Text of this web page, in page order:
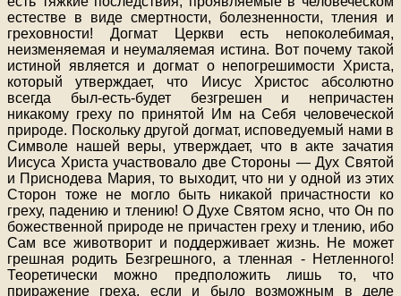
естестве в виде смертности, болезненности, тления и
греховности! Догмат Церкви есть непоколебимая,
неизменяемая и неумаляемая истина. Вот почему такой
истиной является и догмат о непогрешимости Христа,
который утверждает, что Иисус Христос абсолютно
всегда был-есть-будет безгрешен и непричастен
никакому греху по принятой Им на Себя человеческой
природе. Поскольку другой догмат, исповедуемый нами в
Символе нашей веры, утверждает, что в акте зачатия
Иисуса Христа участвовало две Стороны — Дух Святой
и Приснодева Мария, то выходит, что ни у одной из этих
Сторон тоже не могло быть никакой причастности ко
греху, падению и тлению! О Духе Святом ясно, что Он по
божественной природе не причастен греху и тлению, ибо
Сам все животворит и поддерживает жизнь. Не может
грешная родить Безгрешного, а тленная - Нетленного!
Теоретически можно предположить лишь то, что
приражение греха, если и было возможным в деле